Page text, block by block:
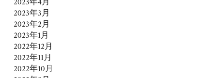
2023年3月
2023年2月
2023年1月
2022年12月
2022年11月
2022年10月